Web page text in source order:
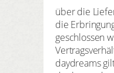
über die
die
geschlossen
daydreams